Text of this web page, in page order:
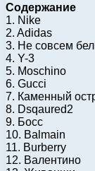
Содержание
1. Nike
2. Adidas
3. Не совсем
4. Y-3
5. Moschino
6. Gucci
7. Каменный
8. Dsqaured2
9. Босс
10. Balmain
11. Burberry
12. Валентино